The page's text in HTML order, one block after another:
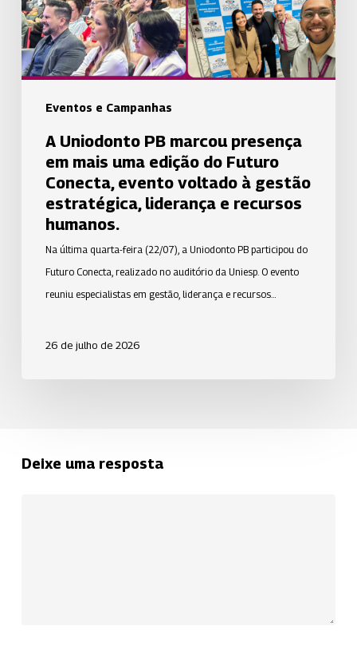
Eventos e Campanhas
mais
uma
edição
do
Futuro
evento
voltado
gestão
liderança
recursos
A Uniodonto PB marcou presença
em mais uma edição do Futuro
Conecta, evento voltado à gestão
estratégica, liderança e recursos
humanos.
Na última quarta-feira (22/07), a Uniodonto PB participou do
Futuro Conecta, realizado no auditório da Uniesp. O evento
reuniu especialistas em gestão, liderança e recursos…
26 de julho de 2026
Deixe uma resposta